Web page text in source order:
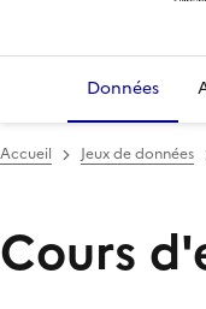
Données
Accueil Jeux de données
Cours